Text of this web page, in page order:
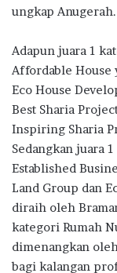
ungkap Anugerah.
Adapun juara 1
Affordable House
Eco House
Best Sharia
Inspiring Sharia
Sedangkan juara
Established
Land Group dan
diraih oleh
kategori Rumah
dimenangkan
bagi kalangan